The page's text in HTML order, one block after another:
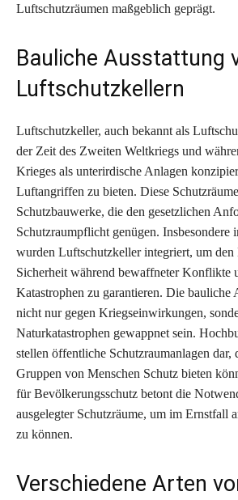
Luftschutzräumen maßgeblich geprägt.
Bauliche Ausstattung
Luftschutzkellern
Luftschutzkeller, auch bekannt als
der Zeit des Zweiten Weltkriegs und
Krieges als unterirdische Anlagen
Luftangriffen zu bieten. Diese
Schutzbauwerke, die den gesetzlichen
Schutzraumpflicht genügen. Insbesondere
wurden Luftschutzkeller integriert, um den
Sicherheit während bewaffneter Konflikte
Katastrophen zu garantieren. Die bauliche
nicht nur gegen Kriegseinwirkungen,
Naturkatastrophen gewappnet sein.
stellen öffentliche Schutzraumanlagen dar,
Gruppen von Menschen Schutz bieten
für Bevölkerungsschutz betont die
ausgelegter Schutzräume, um im Ernstfall
zu können.
Verschiedene Arten